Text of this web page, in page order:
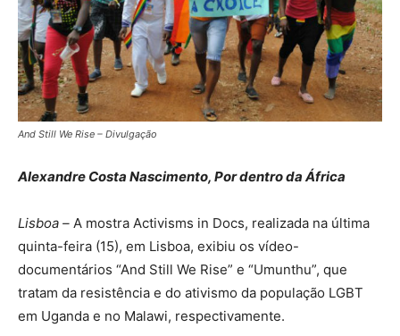
And Still We Rise – Divulgação
Alexandre Costa Nascimento, Por dentro da África
Lisboa – A mostra Activisms in Docs, realizada na última
quinta-feira (15), em Lisboa, exibiu os vídeo-
documentários “And Still We Rise” e “Umunthu”, que
tratam da resistência e do ativismo da população LGBT
em Uganda e no Malawi, respectivamente.